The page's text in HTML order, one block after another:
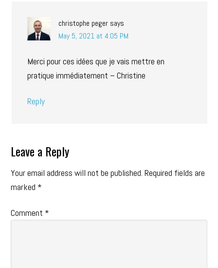
christophe peger says
May 5, 2021 at 4:05 PM
Merci pour ces idées que je vais mettre en
pratique immédiatement – Christine
Reply
Leave a Reply
Your email address will not be published. Required fields are
marked *
Comment *